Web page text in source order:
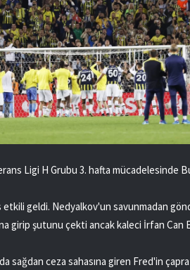
Ligi H Grubu 3. hafta mücadelesinde
etkili geldi. Nedyalkov'un savunmadan
girip şutunu çekti ancak kaleci İrfan
sağdan ceza sahasına giren Fred'in